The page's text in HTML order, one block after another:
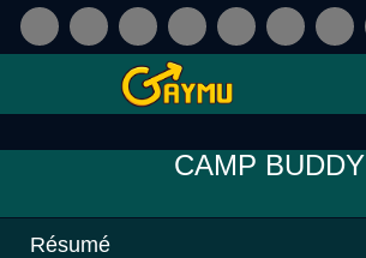
CAMP BUDDY
Résumé